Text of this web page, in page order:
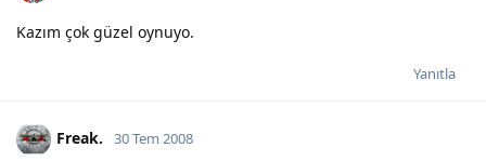
Kazım çok güzel oynuyo.
Yanıtla
Freak. 30 Tem 2008